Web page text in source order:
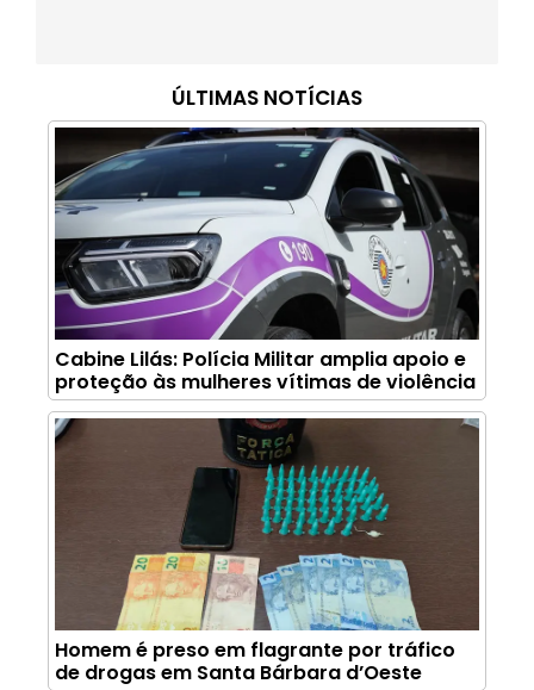
ÚLTIMAS NOTÍCIAS
Cabine Lilás: Polícia Militar amplia apoio e
proteção às mulheres vítimas de violência
Homem é preso em flagrante por tráfico
de drogas em Santa Bárbara d’Oeste